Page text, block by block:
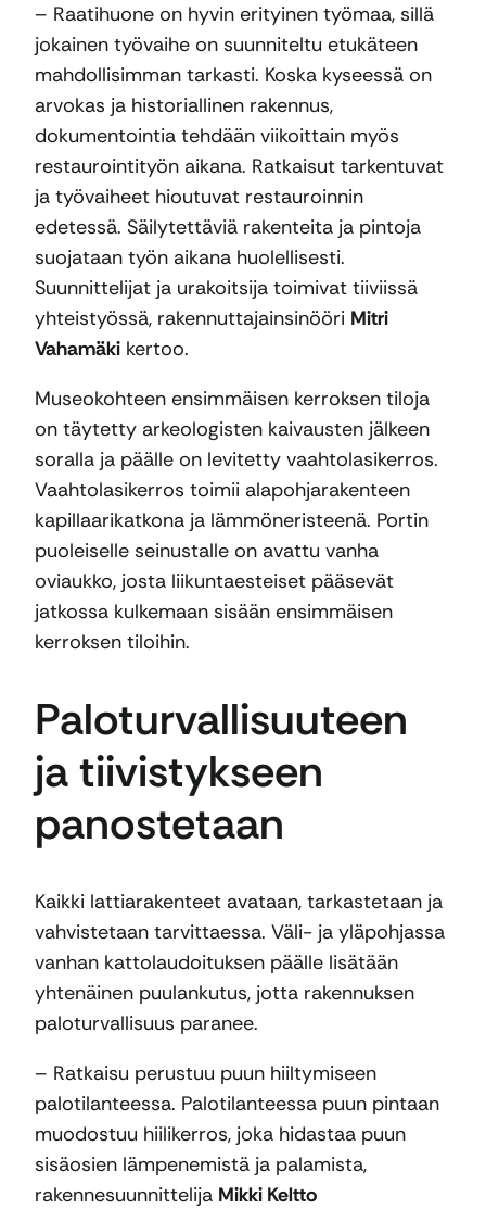
– Raatihuone on hyvin erityinen työmaa, sillä
jokainen työvaihe on suunniteltu etukäteen
mahdollisimman tarkasti. Koska kyseessä on
arvokas ja historiallinen rakennus,
dokumentointia tehdään viikoittain myös
restaurointityön aikana. Ratkaisut tarkentuvat
ja työvaiheet hioutuvat restauroinnin
edetessä. Säilytettäviä rakenteita ja pintoja
suojataan työn aikana huolellisesti.
Suunnittelijat ja urakoitsija toimivat tiiviissä
yhteistyössä, rakennuttajainsinööri Mitri
Vahamäki kertoo.
Museokohteen ensimmäisen kerroksen tiloja
on täytetty arkeologisten kaivausten jälkeen
soralla ja päälle on levitetty vaahtolasikerros.
Vaahtolasikerros toimii alapohjarakenteen
kapillaarikatkona ja lämmöneristeenä. Portin
puoleiselle seinustalle on avattu vanha
oviaukko, josta liikuntaesteiset pääsevät
jatkossa kulkemaan sisään ensimmäisen
kerroksen tiloihin.
Paloturvallisuuteen
ja tiivistykseen
panostetaan
Kaikki lattiarakenteet avataan, tarkastetaan ja
vahvistetaan tarvittaessa. Väli- ja yläpohjassa
vanhan kattolaudoituksen päälle lisätään
yhtenäinen puulankutus, jotta rakennuksen
paloturvallisuus paranee.
– Ratkaisu perustuu puun hiiltymiseen
palotilanteessa. Palotilanteessa puun pintaan
muodostuu hiilikerros, joka hidastaa puun
sisäosien lämpenemistä ja palamista,
rakennesuunnittelija Mikki Keltto